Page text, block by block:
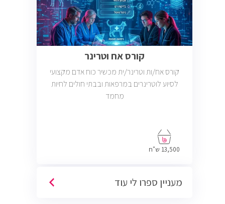
קורס אח וטרינר
קורס אח/ות וטרינר/ית מכשיר כוח אדם מקצועי
לסיוע לוטרינרים במרפאות ובבתי חולים לחיות
מחמד
13,500 ש"ח
מעניין ספרו לי עוד